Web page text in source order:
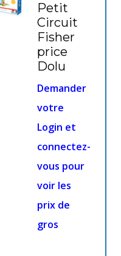
Petit
Circuit
Fisher
price
Dolu
Demander
votre
Login et
connectez-
vous pour
voir les
prix de
gros